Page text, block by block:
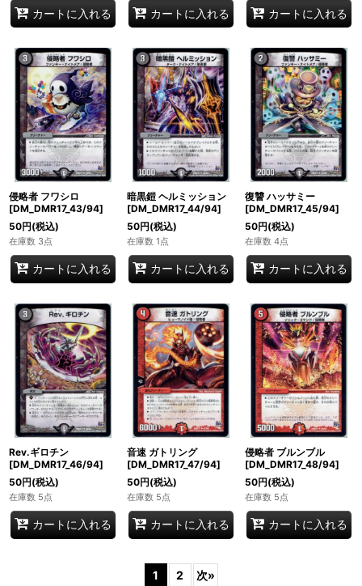
カートに入れる カートに入れる カートに入れる
侵略者 フワシロ
[DM_DMR17_43/94]
50円(税込)
在庫数 3点
カートに入れる
暗黒鎧 ヘルミッション
[DM_DMR17_44/94]
50円(税込)
在庫数 1点
カートに入れる
復讐 ハッサミー
[DM_DMR17_45/94]
50円(税込)
在庫数 4点
カートに入れる
Rev.ギロチン
[DM_DMR17_46/94]
50円(税込)
在庫数 5点
カートに入れる
音速 ガトリング
[DM_DMR17_47/94]
50円(税込)
在庫数 5点
カートに入れる
侵略者 ブルンブル
[DM_DMR17_48/94]
50円(税込)
在庫数 5点
カートに入れる
1 2 次»